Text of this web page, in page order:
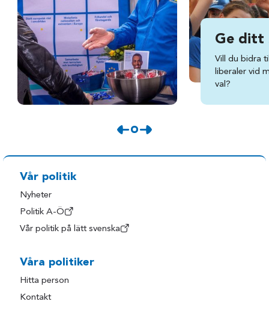
Ge ditt
Vill du bidra
liberaler vid
val?
Vår politik
Nyheter
Politik A-Ö
Vår politik på lätt svenska
Våra politiker
Hitta person
Kontakt